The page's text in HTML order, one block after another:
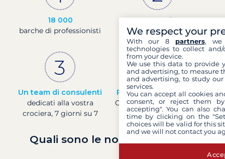
18 000
barche di professionisti
30 anni
di esperienza e di
passione
Un team di consulenti
dedicati alla vostra
crociera, 7 giorni su 7
Prezzi in tempo reale
Controllare i prezzi delle
barche in tempo reale
Quali sono le nostre garanzie?
We respect your
With our 8 partners, we
technologies to collect
from your device.
We use this data to provide
and advertising, to measure
and advertising, to study
services.
You can accept all cookies
consent, or reject them
accepting". You can also
time by clicking on the
choices will be valid for this
and we will not contact you